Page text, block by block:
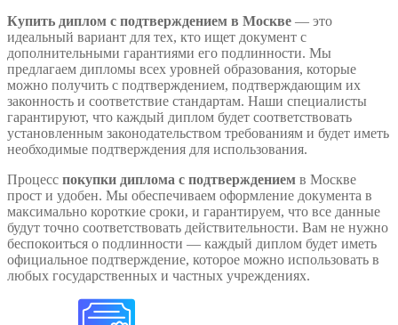
Купить диплом с подтверждением в Москве — это
идеальный вариант для тех, кто ищет документ с
дополнительными гарантиями его подлинности. Мы
предлагаем дипломы всех уровней образования, которые
можно получить с подтверждением, подтверждающим их
законность и соответствие стандартам. Наши специалисты
гарантируют, что каждый диплом будет соответствовать
установленным законодательством требованиям и будет иметь
необходимые подтверждения для использования.
Процесс покупки диплома с подтверждением в Москве
прост и удобен. Мы обеспечиваем оформление документа в
максимально короткие сроки, и гарантируем, что все данные
будут точно соответствовать действительности. Вам не нужно
беспокоиться о подлинности — каждый диплом будет иметь
официальное подтверждение, которое можно использовать в
любых государственных и частных учреждениях.